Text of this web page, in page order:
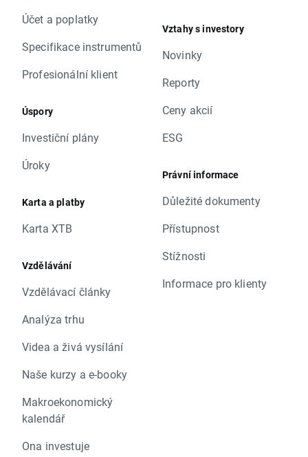
Účet a poplatky
Specifikace instrumentů
Profesionální klient
Úspory
Investiční plány
Úroky
Karta a platby
Karta XTB
Vzdělávání
Vzdělávací články
Analýza trhu
Videa a živá vysílání
Naše kurzy a e-booky
Makroekonomický
kalendář
Ona investuje
Vztahy s investory
Novinky
Reporty
Ceny akcií
ESG
Právní informace
Důležité dokumenty
Přístupnost
Stížnosti
Informace pro klienty